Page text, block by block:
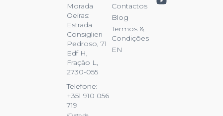
Morada
Oeiras:
Estrada
Consiglieri
Pedroso, 71
Edf H,
Fração L,
2730-055
Telefone:
+351 910 056
719
Contactos
Blog
Termos &
Condições
EN